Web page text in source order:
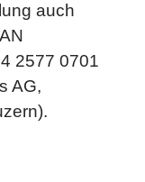
auch
2577 0701
AG,